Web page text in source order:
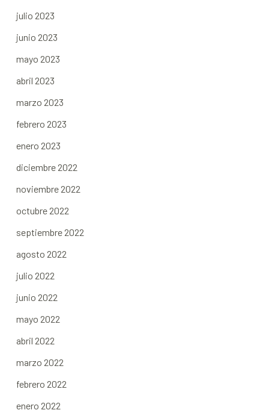
julio 2023
junio 2023
mayo 2023
abril 2023
marzo 2023
febrero 2023
enero 2023
diciembre 2022
noviembre 2022
octubre 2022
septiembre 2022
agosto 2022
julio 2022
junio 2022
mayo 2022
abril 2022
marzo 2022
febrero 2022
enero 2022